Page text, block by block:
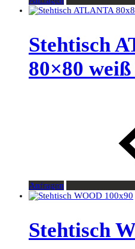
Stehtisch
80×80
Anfragen
Stehtisch